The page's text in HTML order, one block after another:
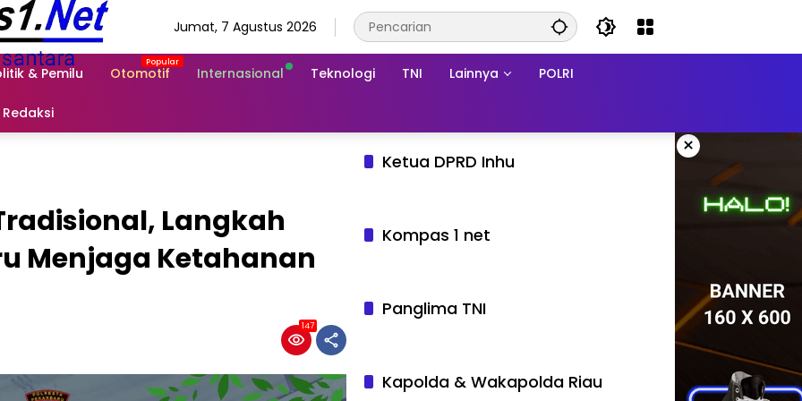
Jumat, 7 Agustus 2026
& Pemilu Otomotif Internasional Teknologi TNI Lainnya POLRI
Redaksi
×
Langkah
Menjaga Ketahanan
147
Ketua DPRD Inhu
Kompas 1 net
Panglima TNI
Kapolda & Wakapolda Riau